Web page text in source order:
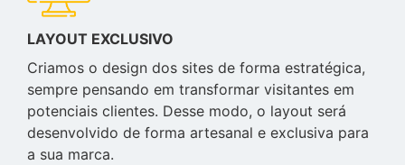
LAYOUT EXCLUSIVO
Criamos o design dos sites de forma estratégica,
sempre pensando em transformar visitantes em
potenciais clientes. Desse modo, o layout será
desenvolvido de forma artesanal e exclusiva para
a sua marca.